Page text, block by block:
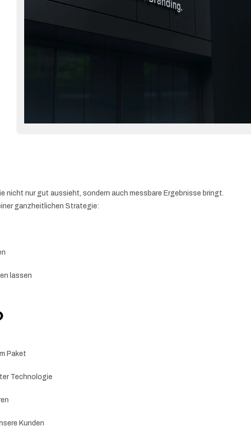
nicht nur gut aussieht, sondern auch messbare Ergebnisse bringt.
ganzheitlichen Strategie:
lassen
Paket
Technologie
Kunden